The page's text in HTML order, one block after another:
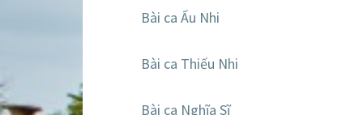
Bài ca Ấu Nhi
Bài ca Thiếu Nhi
Bài ca Nghĩa Sĩ